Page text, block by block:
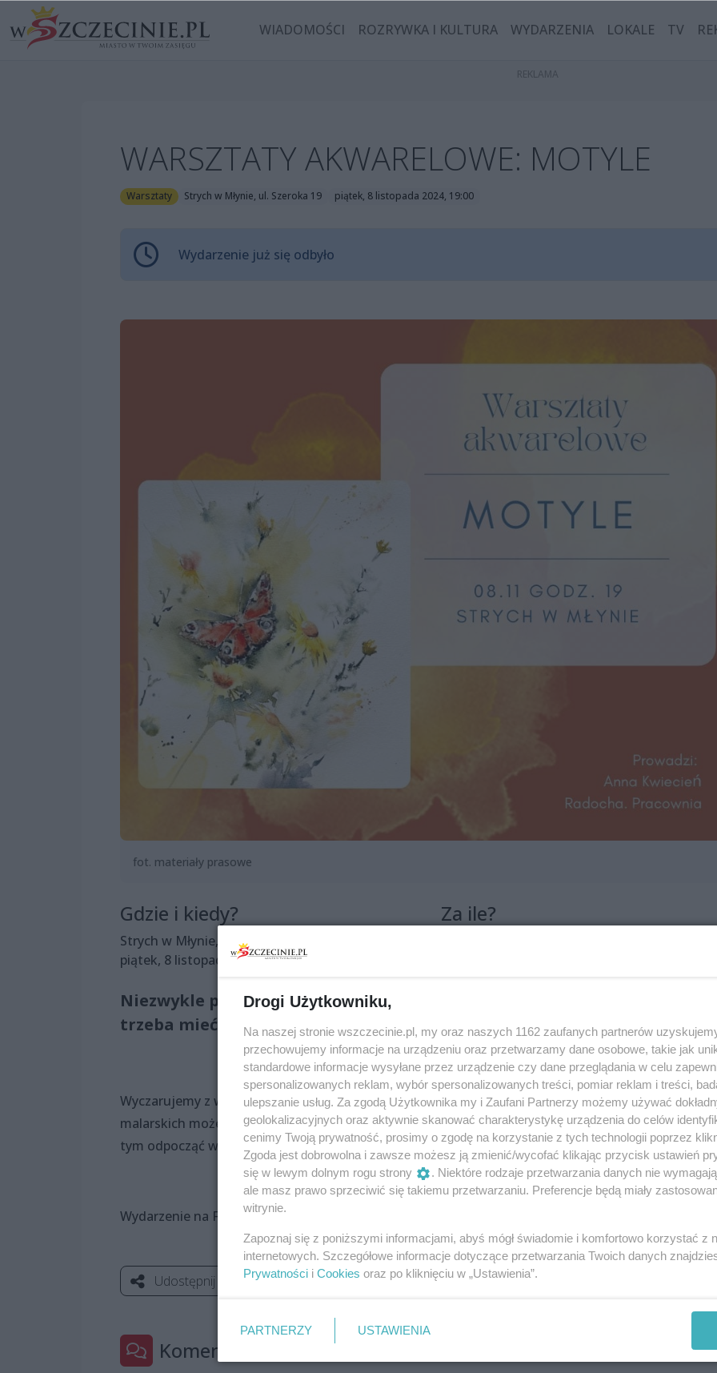
WIADOMOŚCI ROZRYWKA I KULTURA WYDARZENIA LOKALE TV
WARSZTATY AKWARELOWE: MOTYLE
Warsztaty Strych w Młynie, ul. Szeroka 19 piątek, 8 listopada 2024, 19:00
Wydarzenie już się odbyło
fot. materiały prasowe
Gdzie i kiedy?
Strych w Młynie, ul. Szeroka 19
piątek, 8 listopada 2024, 19:00
Za ile?
Niezwykle przyjemne i kreatywne warsztaty akwarelowe dla każdego,
trzeba mieć doświadczenia malarskiego.
Wyczarujemy z wody i barwnika kolorowe motyle. Przekonaj się, jak po poznaniu paru trików
malarskich możesz rozpłynąć się na papierze i stworzyć swoją piękną, niepowtarzalną grafikę, a
tym odpocząć w nieco inny sposób.
Wydarzenie na FB: https://facebook.com/events/s/akwarela-motyle/1973242489769658/
Udostępnij
Komentarze
Drogi Użytkowniku,
Na naszej stronie wszczecinie.pl, my oraz naszych 1162 zaufanych partnerów
przechowujemy informacje na urządzeniu oraz przetwarzamy dane osobowe, takie jak
standardowe informacje wysyłane przez urządzenie czy dane przeglądania w celu
spersonalizowanych reklam, wybór spersonalizowanych treści, pomiar reklam i treści,
ulepszanie usług. Za zgodą Użytkownika my i Zaufani Partnerzy możemy używać
geolokalizacyjnych oraz aktywnie skanować charakterystykę urządzenia do celów
cenimy Twoją prywatność, prosimy o zgodę na korzystanie z tych technologii poprzez
Zgoda jest dobrowolna i zawsze możesz ją zmienić/wycofać klikając przycisk ustawień
się w lewym dolnym rogu strony
. Niektóre rodzaje przetwarzania danych nie
ale masz prawo sprzeciwić się takiemu przetwarzaniu. Preferencje będą miały
witrynie.
Zapoznaj się z poniższymi informacjami, abyś mógł świadomie i komfortowo korzystać z
internetowych. Szczegółowe informacje dotyczące przetwarzania Twoich danych
Prywatności i Cookies oraz po kliknięciu w „Ustawienia”.
PARTNERZY USTAWIENIA